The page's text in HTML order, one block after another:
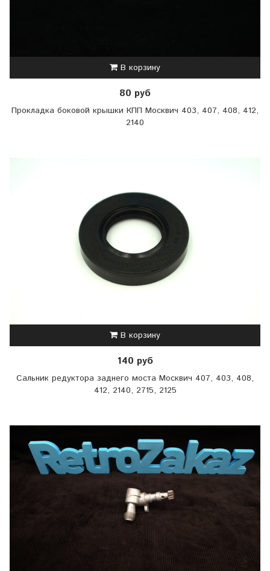
В корзину
80 руб
Прокладка боковой крышки КПП Москвич 403, 407, 408, 412,
2140
В корзину
140 руб
Сальник редуктора заднего моста Москвич 407, 403, 408,
412, 2140, 2715, 2125